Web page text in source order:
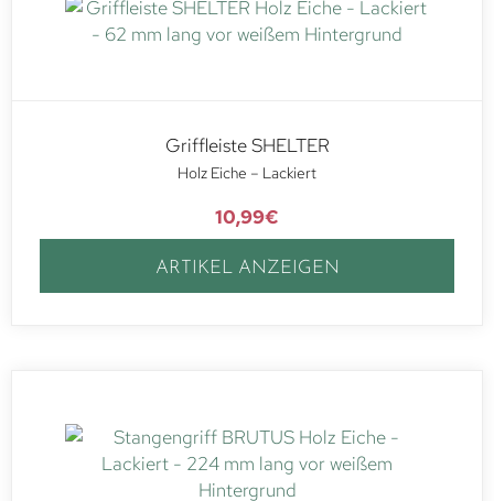
Griffleiste SHELTER
Holz Eiche – Lackiert
10,99€
ARTIKEL ANZEIGEN